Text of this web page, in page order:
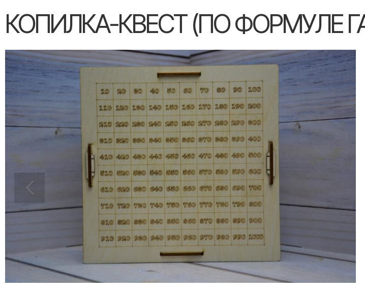
КОПИЛКА-КВЕСТ (ПО ФОРМУЛЕ